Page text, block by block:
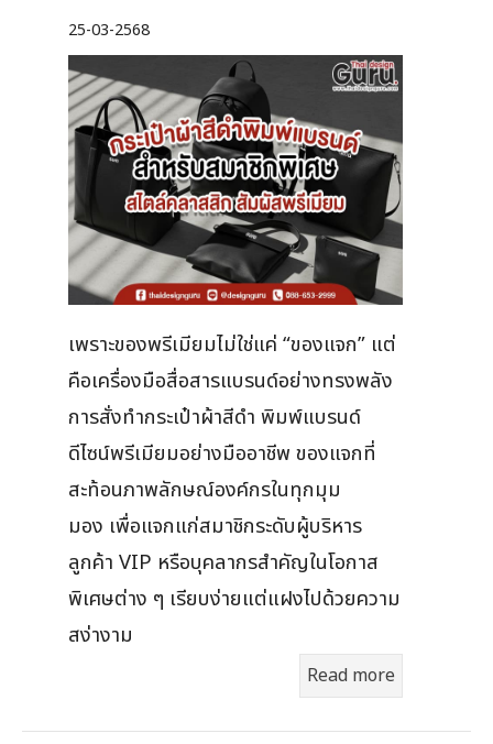
25-03-2568
เพราะของพรีเมียมไม่ใช่แค่ “ของแจก” แต่
คือเครื่องมือสื่อสารแบรนด์อย่างทรงพลัง
การสั่งทำกระเป๋าผ้าสีดำ พิมพ์แบรนด์
ดีไซน์พรีเมียมอย่างมืออาชีพ ของแจกที่
สะท้อนภาพลักษณ์องค์กรในทุกมุม
มอง เพื่อแจกแก่สมาชิกระดับผู้บริหาร
ลูกค้า VIP หรือบุคลากรสำคัญในโอกาส
พิเศษต่าง ๆ เรียบง่ายแต่แฝงไปด้วยความ
สง่างาม
Read more